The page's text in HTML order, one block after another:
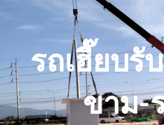
รถเฮี๊ยบรั
ขาม-